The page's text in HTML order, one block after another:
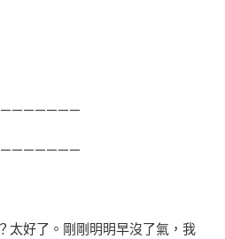
太好了。剛剛明明早沒了氣，我